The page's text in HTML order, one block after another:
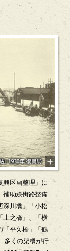
興区画整理」に
補助線街路整備
深川橋」「小松
上之橋」、「横
「平久橋」「鶴
多くの架橋が行